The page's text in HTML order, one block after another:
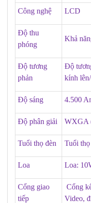
Công nghệ LCD
Độ thu
phóng
Khả
Độ tương
phản
Độ
kính
Độ sáng 4.500
Độ phân giải WXGA
Tuổi thọ đèn Tuổi
Loa Loa:
Cổng giao
tiếp
Cổng
Video,